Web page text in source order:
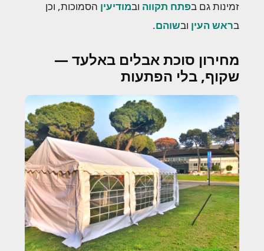
זמינות גם בפתח תקווה ובמודיעין הסמוכות, וכן
בראש העין ובשוהם.
מחירון סוכת אבלים באלעד —
שקוף, בלי הפתעות